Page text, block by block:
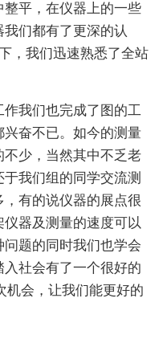
平，在仪器上的一些
们都有了更深的认
，我们迅速熟悉了全站
我们也完成了图的工
奋不已。如今的测量
少，当然其中不乏老
我们组的同学交流测
有的说仪器的展点很
器及测量的速度可以
题的同时我们也学会
社会有了一个很好的
机会，让我们能更好的